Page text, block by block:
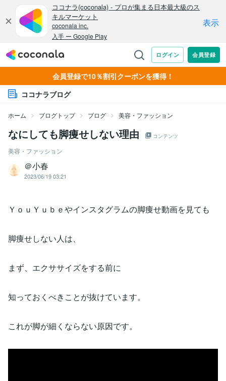
会員登録で10％割引クーポンを獲得！
ココナラブログ
ホーム ブログトップ ブログ 美容・ファッション
なにしても脚痩せしない理由 コンテンツ
美容・ファッション
＠小春
2023/06/19 03:21
ＹｏｕＹｕｂｅやインスタグラムの脚痩せ動画を見ても
脚痩せしない人は、
まず、エクササイズをする前に
知っておくべきことが抜けています。
これが脚が細くならない原因です。